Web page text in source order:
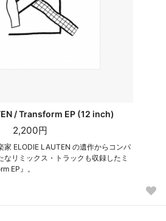
/ Transform EP (12 inch)
2,200円
家 ELODIE LAUTEN の遺作からコンパ
なリミックス・トラックも収録したミ
EP』。